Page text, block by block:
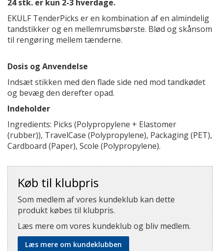
24 stk. er kun 2-3 hverdage.
EKULF TenderPicks er en kombination af en almindelig
tandstikker og en mellemrumsbørste. Blød og skånsom
til rengøring mellem tænderne.
Dosis og Anvendelse
Indsæt stikken med den flade side ned mod tandkødet
og bevæg den derefter opad.
Indeholder
Ingredients: Picks (Polypropylene + Elastomer
(rubber)), TravelCase (Polypropylene), Packaging (PET),
Cardboard (Paper), Scole (Polypropylene).
Køb til klubpris
Som medlem af vores kundeklub kan dette
produkt købes til klubpris.
Læs mere om vores kundeklub og bliv medlem.
Læs mere om kundeklubben